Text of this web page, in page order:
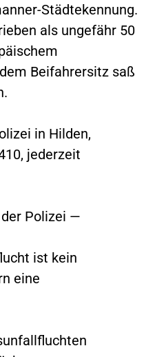
Städtekennung.
als ungefähr 50
Beifahrersitz saß
in Hilden,
jederzeit
Polizei —
ist kein
eine